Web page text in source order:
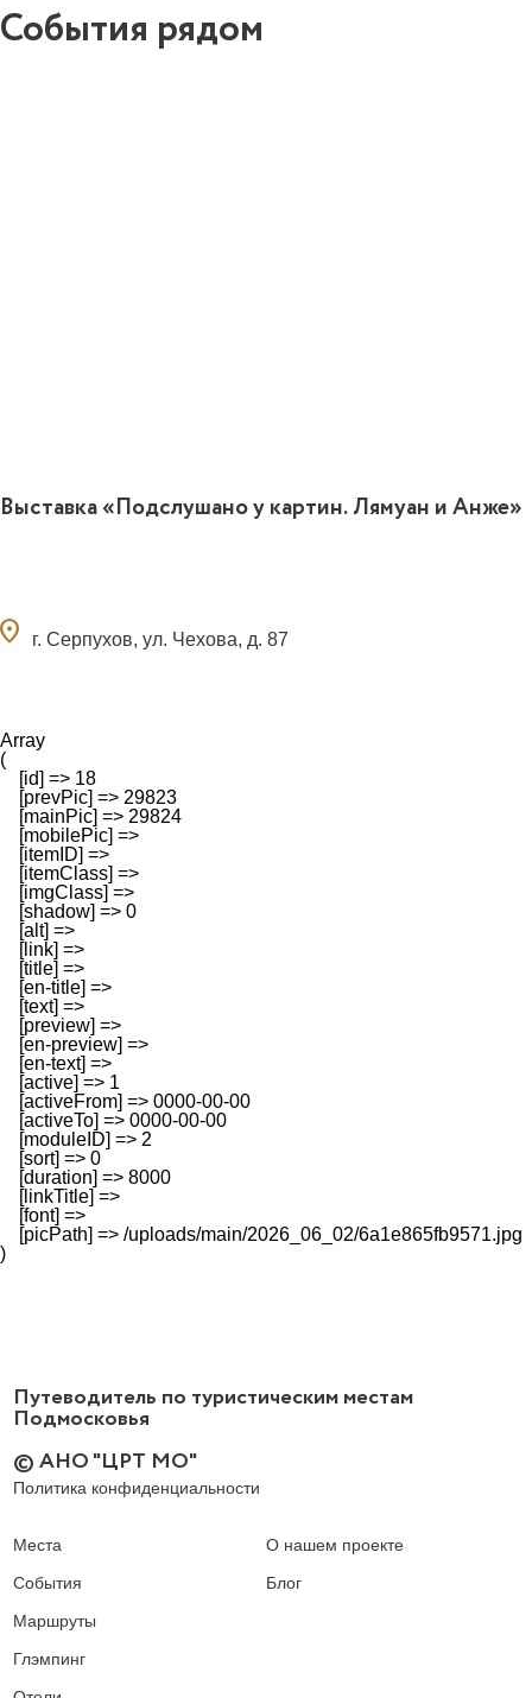
События рядом
Выставка «Подслушано у картин. Лямуан и Анже»
г. Серпухов, ул. Чехова, д. 87
Array
(
    [id] => 18
    [prevPic] => 29823
    [mainPic] => 29824
    [mobilePic] =>
    [itemID] =>
    [itemClass] =>
    [imgClass] =>
    [shadow] => 0
    [alt] =>
    [link] =>
    [title] =>
    [en-title] =>
    [text] =>
    [preview] =>
    [en-preview] =>
    [en-text] =>
    [active] => 1
    [activeFrom] => 0000-00-00
    [activeTo] => 0000-00-00
    [moduleID] => 2
    [sort] => 0
    [duration] => 8000
    [linkTitle] =>
    [font] =>
    [picPath] => /uploads/main/2026_06_02/6a1e865fb9571.jpg
Путеводитель по туристическим местам
Подмосковья
© АНО "ЦРТ МО"
Политика конфиденциальности
Места
События
Маршруты
Глэмпинг
О нашем проекте
Блог